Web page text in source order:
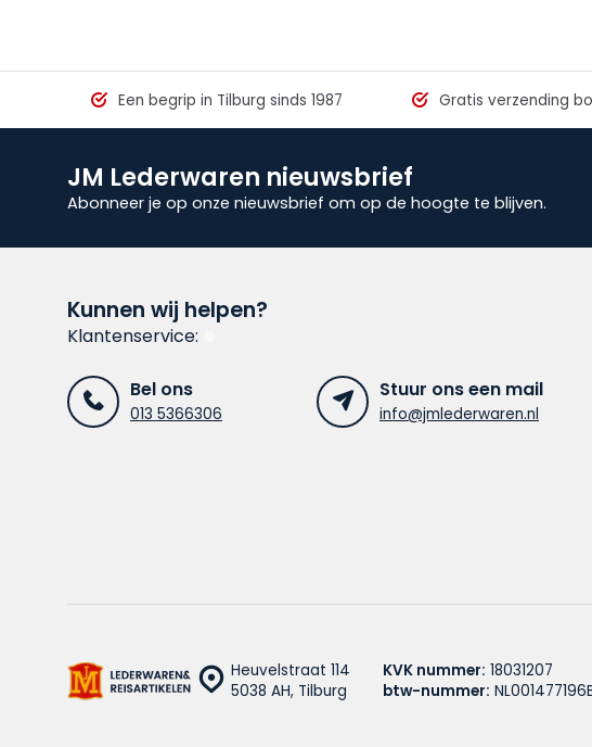
Een begrip in Tilburg sinds 1987 Gratis verzending
JM Lederwaren nieuwsbrief
Abonneer je op onze nieuwsbrief om op de hoogte te blijven.
Kunnen wij helpen?
Klantenservice:
Bel ons
013 5366306
Stuur ons een mail
info@jmlederwaren.nl
Heuvelstraat 114
5038 AH, Tilburg
KVK nummer: 18031207
btw-nummer: